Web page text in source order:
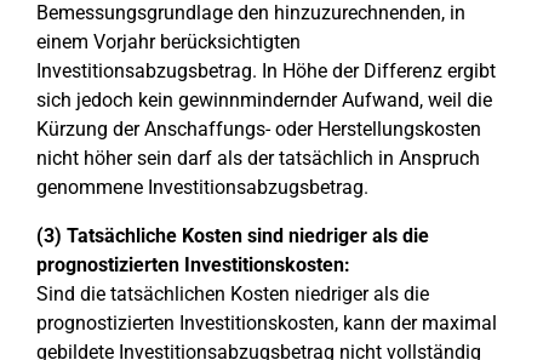
Bemessungsgrundlage den hinzuzurechnenden, in
einem Vorjahr berücksichtigten
Investitionsabzugsbetrag. In Höhe der Differenz ergibt
sich jedoch kein gewinnmindernder Aufwand, weil die
Kürzung der Anschaffungs- oder Herstellungskosten
nicht höher sein darf als der tatsächlich in Anspruch
genommene Investitionsabzugsbetrag.
(3) Tatsächliche Kosten sind niedriger als die
prognostizierten Investitionskosten:
Sind die tatsächlichen Kosten niedriger als die
prognostizierten Investitionskosten, kann der maximal
gebildete Investitionsabzugsbetrag nicht vollständig